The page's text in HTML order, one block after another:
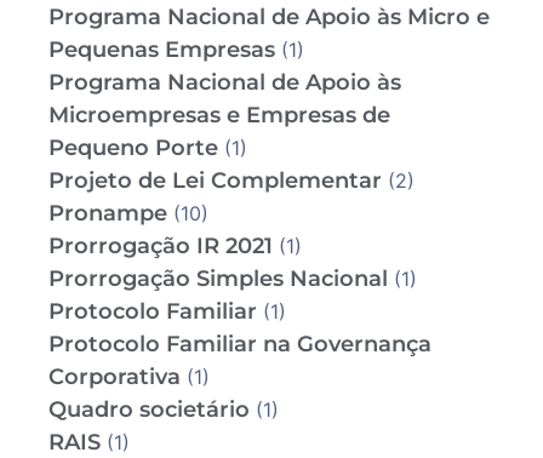
Programa Nacional de Apoio às Micro e
Pequenas Empresas (1)
Programa Nacional de Apoio às
Microempresas e Empresas de
Pequeno Porte (1)
Projeto de Lei Complementar (2)
Pronampe (10)
Prorrogação IR 2021 (1)
Prorrogação Simples Nacional (1)
Protocolo Familiar (1)
Protocolo Familiar na Governança
Corporativa (1)
Quadro societário (1)
RAIS (1)